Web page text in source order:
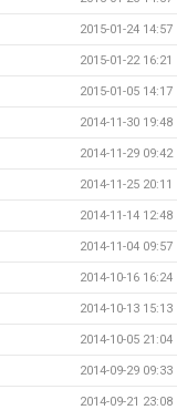
2015-01-24 14:57
2015-01-22 16:21
2015-01-05 14:17
2014-11-30 19:48
2014-11-29 09:42
2014-11-25 20:11
2014-11-14 12:48
2014-11-04 09:57
2014-10-16 16:24
2014-10-13 15:13
2014-10-05 21:04
2014-09-29 09:33
2014-09-21 23:08